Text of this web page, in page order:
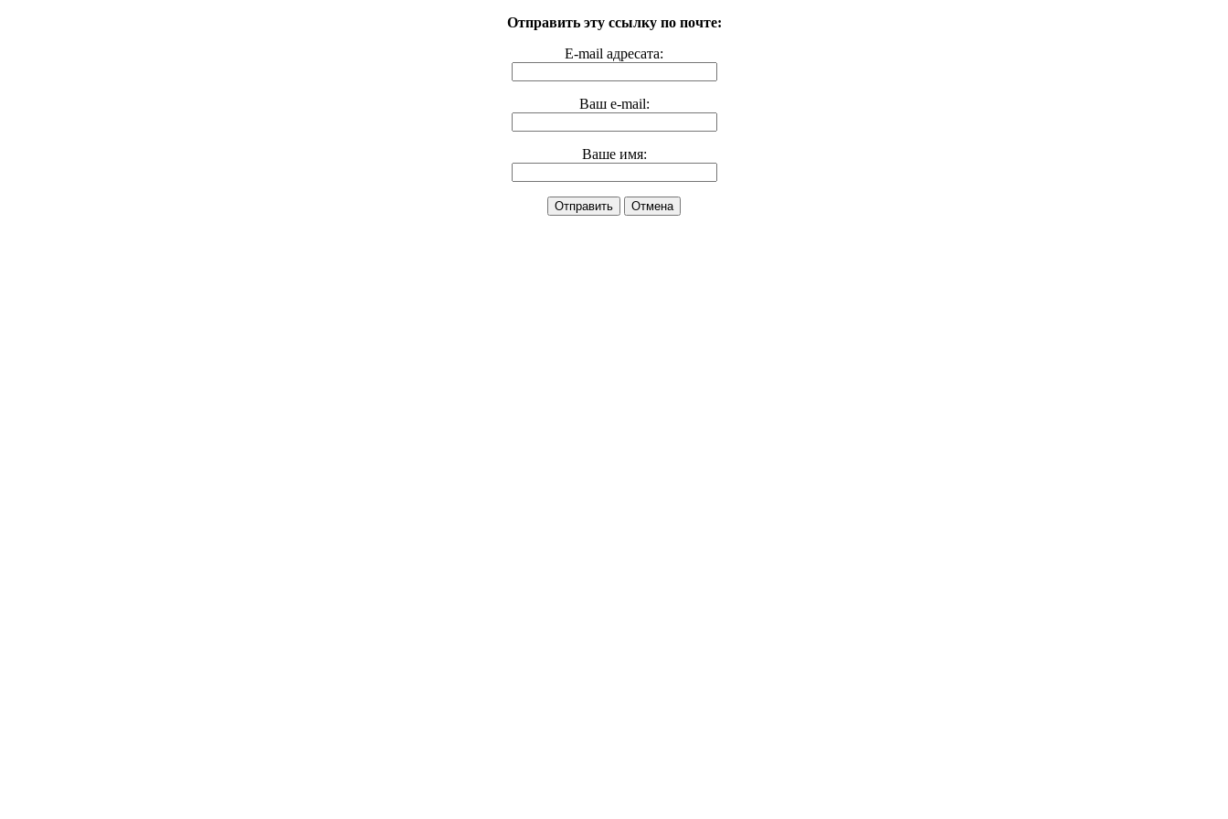
Отправить эту ссылку по почте:
E-mail адресата:
Ваш e-mail:
Ваше имя:
Отправить Отмена